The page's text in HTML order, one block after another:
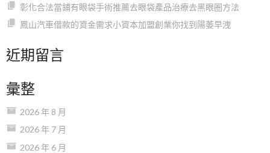
彰化合法當鋪有眼袋手術推薦去眼袋產品治療去黑眼圈方法
鳳山汽車借款的資金需求小資本加盟創業你找到陽萎早洩
近期留言
彙整
2026 年 8 月
2026 年 7 月
2026 年 6 月